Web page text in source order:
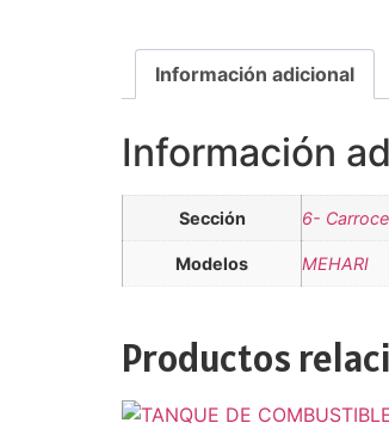
Información adicional
Información
Sección 6-
Modelos MEHARI
Productos